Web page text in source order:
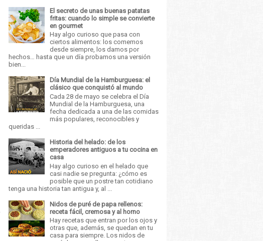
El secreto de unas buenas patatas
fritas: cuando lo simple se convierte
en gourmet
Hay algo curioso que pasa con
ciertos alimentos: los comemos
desde siempre, los damos por
hechos… hasta que un día probamos una versión
bien...
Día Mundial de la Hamburguesa: el
clásico que conquistó al mundo
Cada 28 de mayo se celebra el Día
Mundial de la Hamburguesa, una
fecha dedicada a una de las comidas
más populares, reconocibles y
queridas ...
Historia del helado: de los
emperadores antiguos a tu cocina en
casa
Hay algo curioso en el helado que
casi nadie se pregunta: ¿cómo es
posible que un postre tan cotidiano
tenga una historia tan antigua y, al ...
Nidos de puré de papa rellenos:
receta fácil, cremosa y al horno
Hay recetas que entran por los ojos y
otras que, además, se quedan en tu
casa para siempre. Los nidos de